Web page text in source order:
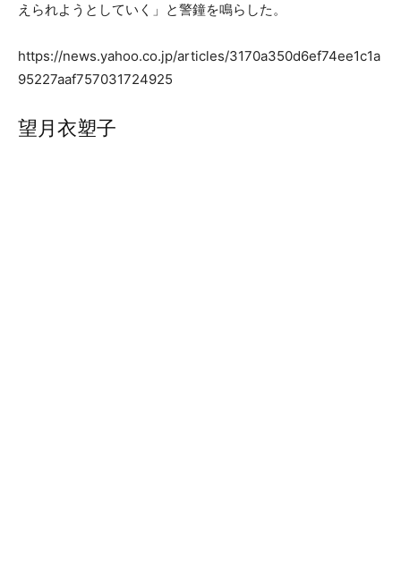
えられようとしていく」と警鐘を鳴らした。
https://news.yahoo.co.jp/articles/3170a350d6ef74ee1c1a
95227aaf757031724925
望月衣塑子